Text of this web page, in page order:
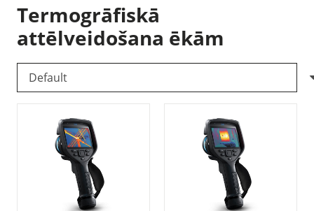
Termogrāfiskā
attēlveidošana ēkām